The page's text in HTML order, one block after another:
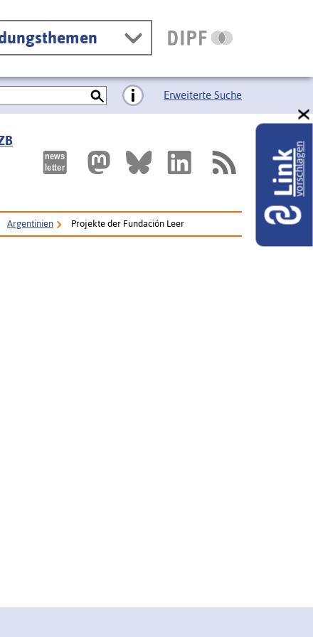
Erweiterte Suche
Argentinien Projekte der Fundación Leer
Linkvorschlagen